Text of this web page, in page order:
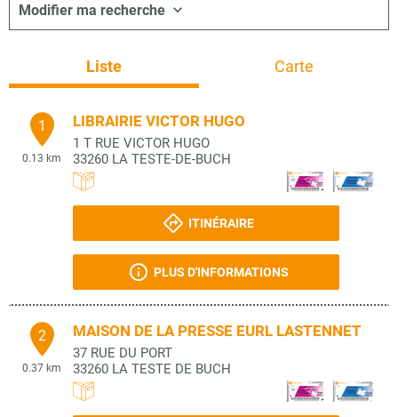
Modifier ma recherche
Liste Carte
1
0.13 km
LIBRAIRIE VICTOR HUGO
1 T RUE VICTOR HUGO
33260 LA TESTE-DE-BUCH
ITINÉRAIRE
PLUS D'INFORMATIONS
2
0.37 km
MAISON DE LA PRESSE EURL LASTENNET
37 RUE DU PORT
33260 LA TESTE DE BUCH